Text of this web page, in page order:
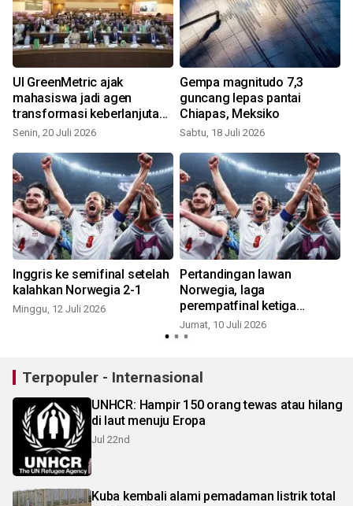
UI GreenMetric ajak
mahasiswa jadi agen
transformasi keberlanjutan
lewat aksi nyata
Senin, 20 Juli 2026
Gempa magnitudo 7,3
guncang lepas pantai
Chiapas, Meksiko
Sabtu, 18 Juli 2026
Inggris ke semifinal setelah
kalahkan Norwegia 2-1
Minggu, 12 Juli 2026
Pertandingan lawan
Norwegia, laga
perempatfinal ketiga
beruntun Inggris
Jumat, 10 Juli 2026
Terpopuler - Internasional
UNHCR: Hampir 150 orang tewas atau hilang
di laut menuju Eropa
Jul 22nd
Kuba kembali alami pemadaman listrik total